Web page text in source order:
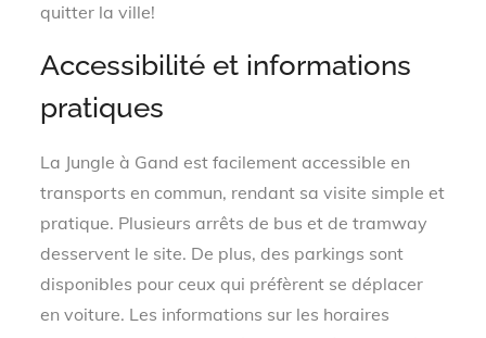
quitter la ville!
Accessibilité et informations
pratiques
La Jungle à Gand est facilement accessible en
transports en commun, rendant sa visite simple et
pratique. Plusieurs arrêts de bus et de tramway
desservent le site. De plus, des parkings sont
disponibles pour ceux qui préfèrent se déplacer
en voiture. Les informations sur les horaires